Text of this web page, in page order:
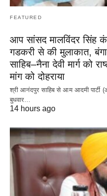
FEATURED
आप सांसद मालविंदर सिंह
गडकरी से की मुलाकात,
साहिब–नैना देवी मार्ग को
मांग को दोहराया
श्री आनंदपुर साहिब से आम आदमी
बुधवार…
14 hours ago